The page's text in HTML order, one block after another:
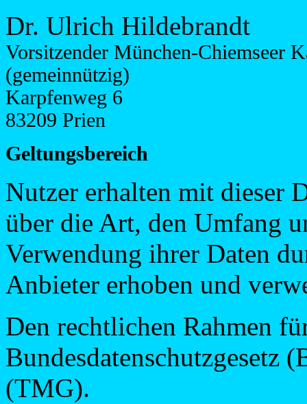
Dr. Ulrich Hildebrandt
Vorsitzender München-Chiemseer
(gemeinnützig)
Karpfenweg 6
83209 Prien
Geltungsbereich
Nutzer erhalten mit dieser
über die Art, den Umfang
Verwendung ihrer Daten
Anbieter erhoben und
Den rechtlichen Rahmen
Bundesdatenschutzgesetz
(TMG).